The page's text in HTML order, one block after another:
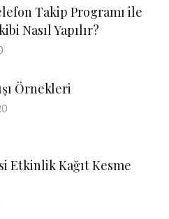
Takip Programı ile
Nasıl Yapılır?
Örnekleri
Etkinlik Kağıt Kesme